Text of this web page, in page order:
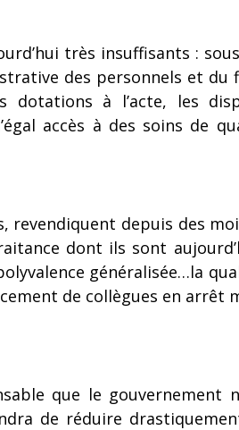
très insuffisants :
des personnels et du
à l’acte, les
accès à des soins de
depuis des
dont ils sont
généralisée…la
de collègues en arrêt
que le gouvernement
de réduire